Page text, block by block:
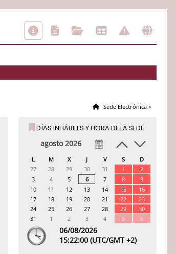
Sede Electrónica >
DÍAS INHÁBILES Y HORA DE LA SEDE
agosto 2026
L M X J V S
D
27
28 29 30 31 1
2
3
4 5 6 7 8
9
10
11 12 13 14 15
16
17
18 19 20 21 22
23
24
25 26 27 28 29
30
31
1 2 3 4 5 6
06/08/2026
15:22:00 (UTC/GMT +2)